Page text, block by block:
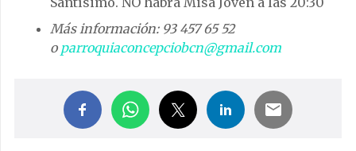
Más información: 93 457 65 52
o parroquiaconcepciobcn@gmail.com